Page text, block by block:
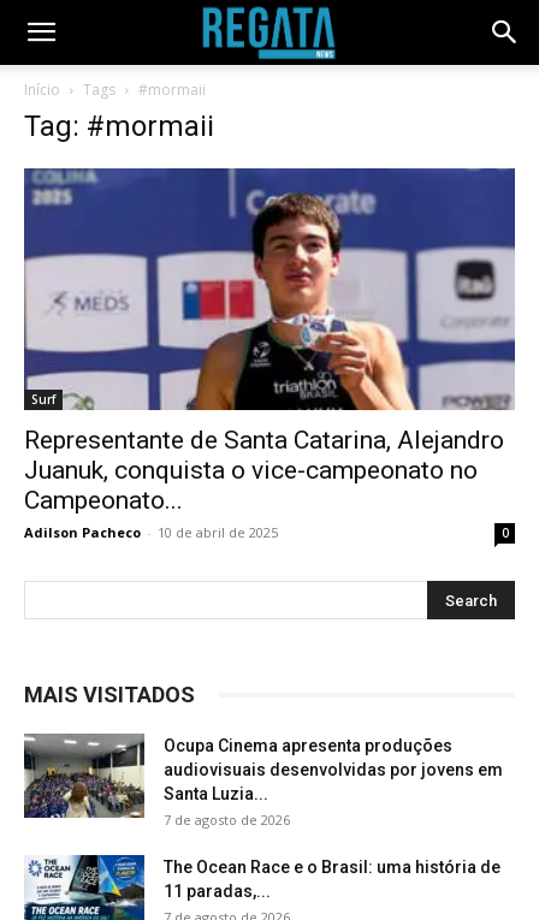
Início Tags #mormaii
Tag: #mormaii
Surf
Representante de Santa Catarina, Alejandro
Juanuk, conquista o vice-campeonato no
Campeonato...
Adilson Pacheco - 10 de abril de 2025 0
MAIS VISITADOS
Ocupa Cinema apresenta produções
audiovisuais desenvolvidas por jovens em
Santa Luzia...
7 de agosto de 2026
The Ocean Race e o Brasil: uma história de
11 paradas,...